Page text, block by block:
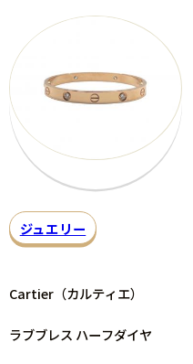
ジュエリー
Cartier（カルティエ）
ラブブレス ハーフダイヤ